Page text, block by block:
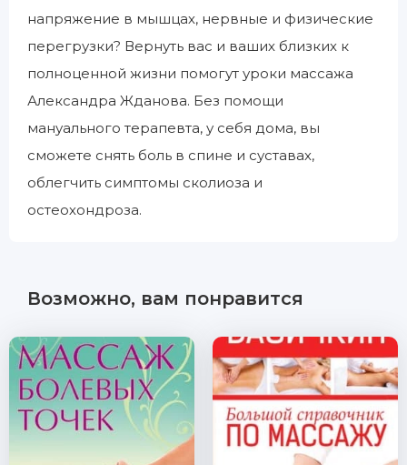
напряжение в мышцах, нервные и физические
перегрузки? Вернуть вас и ваших близких к
полноценной жизни помогут уроки массажа
Александра Жданова. Без помощи
мануального терапевта, у себя дома, вы
сможете снять боль в спине и суставах,
облегчить симптомы сколиоза и
остеохондроза.
Возможно, вам понравится